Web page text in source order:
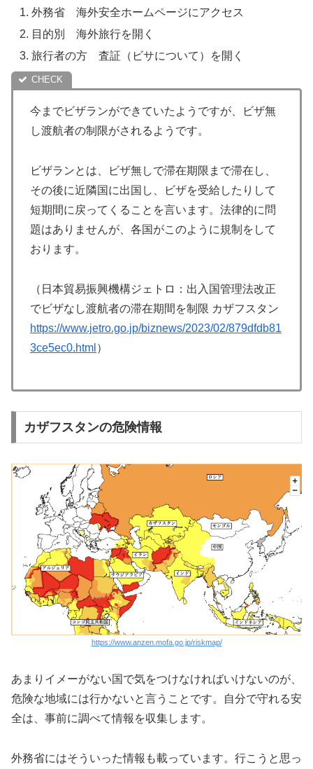
外務省 海外安全ホームページにアクセス
目的別 海外旅行を開く
旅行者の方 査証（ビサについて）を開く
今までビザランができていたようですが、ビザ無
し渡航者の制限がされるようです。
ビザランとは、ビザ無しで滞在期限まで滞在し、
その後に近隣国に出国し、ビザを受給したりして
短期間に戻ってくることを言います。法律的に問
題はありませんが、各国がこのように規制をして
おります。
（日本貿易振興機構ジェトロ：出入国管理法改正
でビザなし渡航者の滞在期間を制限 カザフスタン
https://www.jetro.go.jp/biznews/2023/02/879dfdb81
3ce5ec0.html ）
カザフスタンの危険情報
https://www.anzen.mofa.go.jp/riskmap/
あまりイメーがない国で気をつけなければいけないのが、
危険な地域には行かないと言うことです。自分で守れる安
全は、事前に調べて情報を収集します。
外務省にはそういった情報も載っています。行こうと思っ